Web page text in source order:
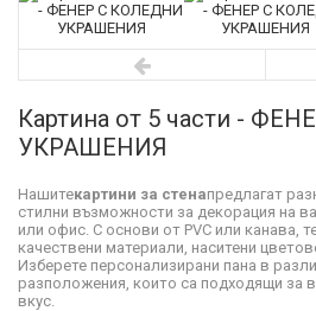
Картина от 5 части -
УКРАШЕНИЯ
Нашитекартини за стенапредлагат
стилни възможности за декорация на
или офис. С основи от PVC или канава,
качествени материали, наситени
Изберете персонализирани пана в
разположения, които са подходящи за
вкус.